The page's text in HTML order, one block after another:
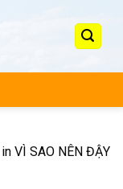
in VÌ SAO NÊN ĐẬY